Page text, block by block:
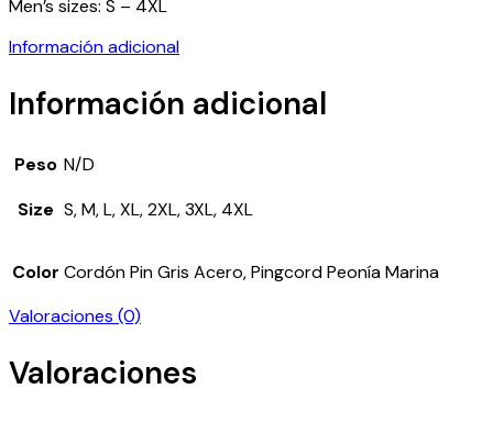
Men’s sizes: S – 4XL
Información adicional
Información adicional
Peso N/D
Size S, M, L, XL, 2XL, 3XL, 4XL
Color Cordón Pin Gris Acero, Pingcord Peonía Marina
Valoraciones (0)
Valoraciones